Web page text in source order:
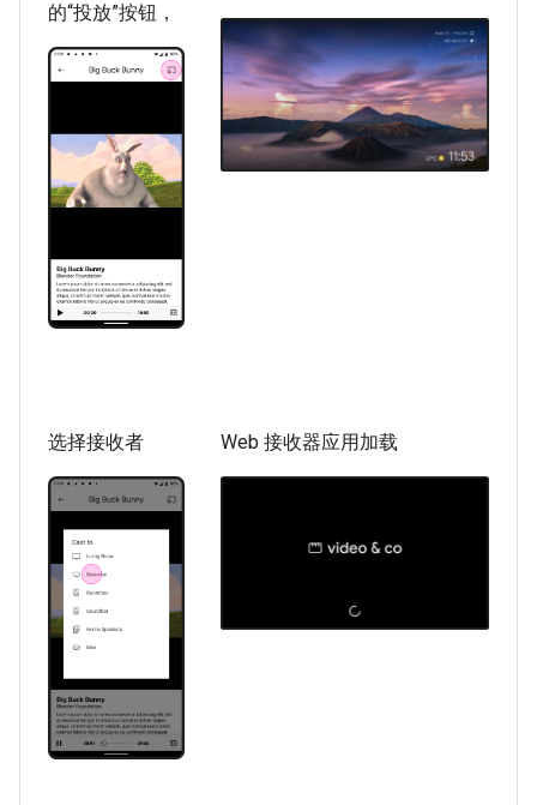
的“投放”按钮，
选择接收者 Web 接收器应用加载